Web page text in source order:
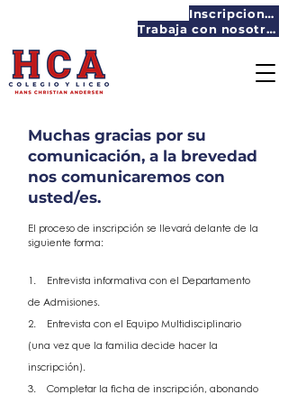
Inscripciones
Trabaja con nosotros
Muchas gracias por su
comunicación, a la brevedad
nos comunicaremos con
usted/es.
El proceso de inscripción se llevará delante de la
siguiente forma:
1. Entrevista informativa con el Departamento
de Admisiones.
2. Entrevista con el Equipo Multidisciplinario
(una vez que la familia decide hacer la
inscripción).
3. Completar la ficha de inscripción, abonando